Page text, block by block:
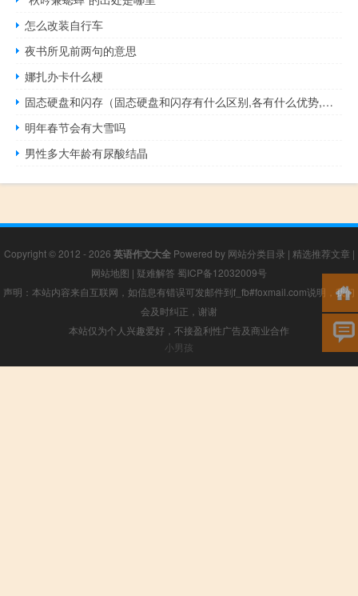
怎么改装自行车
夜书所见前两句的意思
娜扎办卡什么梗
固态硬盘和闪存（固态硬盘和闪存有什么区别,各有什么优势,哪个更好）
明年春节会有大雪吗
男性多大年龄有尿酸结晶
Copyright © 2012 - 2026 英语作文大全Powered by 网站分类目录 | 精选推荐文章 |
网站地图 | 疑难解答 蜀ICP备12032009号
声明：本站内容来自互联网，如信息有错误可发邮件到f_fb#foxmail.com说明，我们
会及时纠正，谢谢
本站仅为个人兴趣爱好，不接盈利性广告及商业合作
小男孩